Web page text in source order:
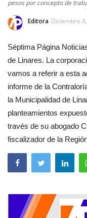
pesos por concepto de
Editora Diciembre
Séptima Página
de Linares. La
vamos a referir a esta
informe de la
la Municipalidad de
planteamientos
través de su abogado
fiscalizador de la